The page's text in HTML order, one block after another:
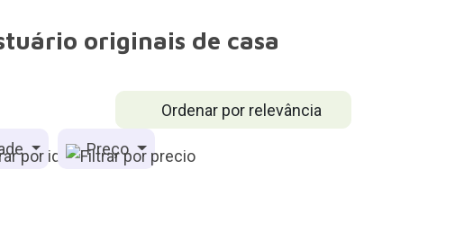
originais de casa
Ordenar por relevância
Preço